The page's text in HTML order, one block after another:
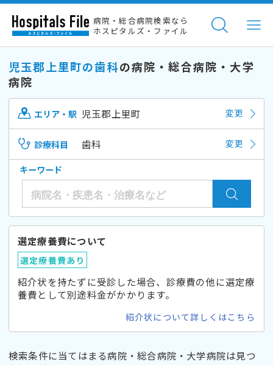
病院・総合病院検索なら
ホスピタルズ・ファイル
児玉郡上里町の歯科の病院・総合病院・大学
病院
エリア・駅 児玉郡上里町 変更
診療科目 歯科 変更
キーワード
選定療養費について
選定療養費あり
紹介状を持たずに受診した場合、診療費の他に選定療
養費として別途料金がかかります。
紹介状について詳しくはこちら
検索条件に当てはまる病院・総合病院・大学病院は見つ